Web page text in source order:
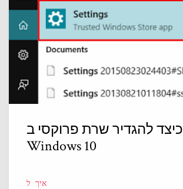
כיצד להגדיר שרת פרוקסי ב-
Windows 10
איך ל